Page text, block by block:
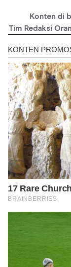
https://
https://
https://
pain-
https://
https://
https://
and-trimesters
Konten di
Tim Redaksi